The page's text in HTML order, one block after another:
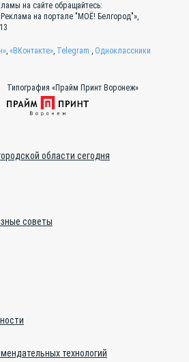
на сайте обращайтесь:
на портале "МОЁ! Белгород"»,
, «ВКонтакте», Telegram , Одноклассники
Типография «Прайм Принт Воронеж»
области сегодня
советы
технологий